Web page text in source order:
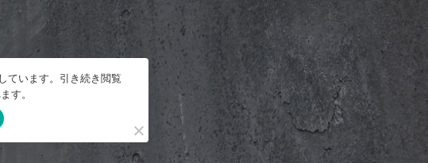
ています。引き続き閲覧
す。